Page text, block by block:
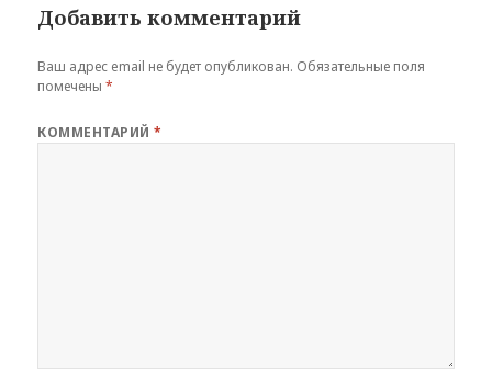
Добавить комментарий
Ваш адрес email не будет опубликован. Обязательные поля
помечены*
КОММЕНТАРИЙ*